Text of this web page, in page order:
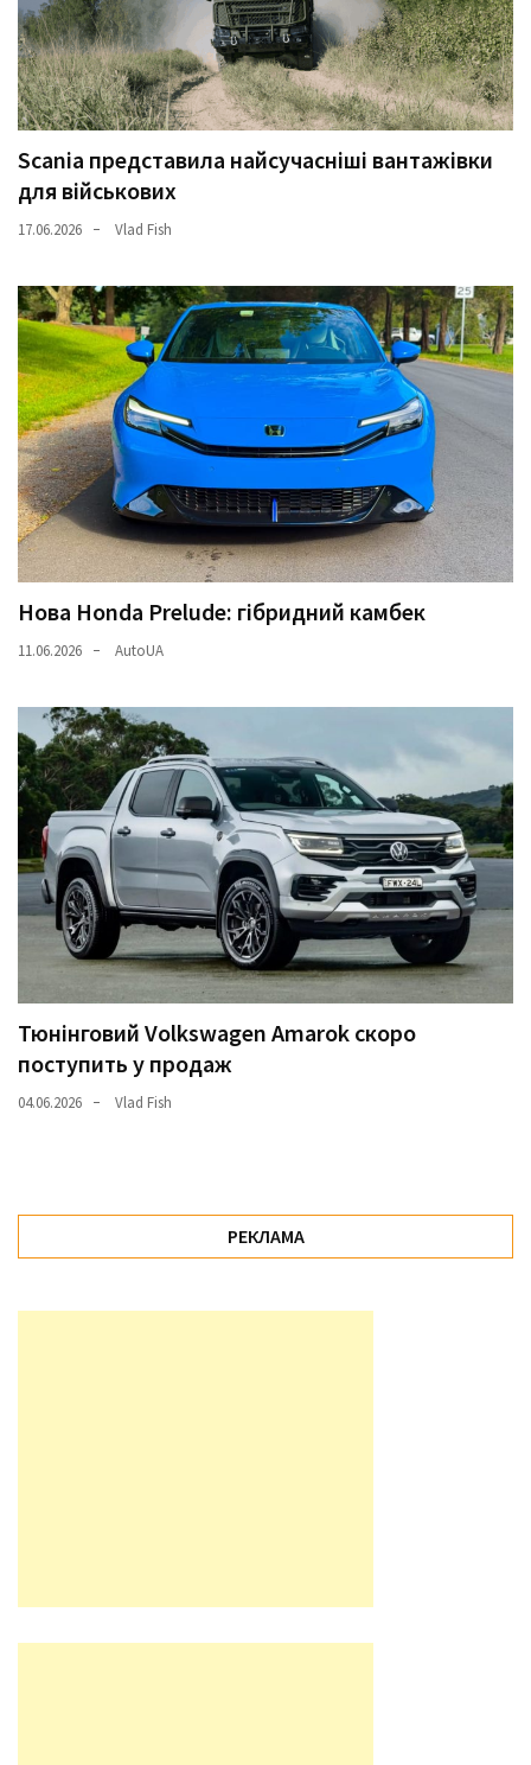
Scania представила найсучасніші вантажівки
для військових
17.06.2026 Vlad Fish
Нова Honda Prelude: гібридний камбек
11.06.2026 AutoUA
Тюнінговий Volkswagen Amarok скоро
поступить у продаж
04.06.2026 Vlad Fish
РЕКЛАМА